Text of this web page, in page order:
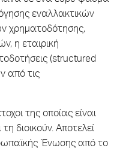
εναλλακτικών
χρηματοδότησης,
η εταιρική
(structured
από τις
της οποίας είναι
διοικούν. Αποτελεί
Ένωσης από το